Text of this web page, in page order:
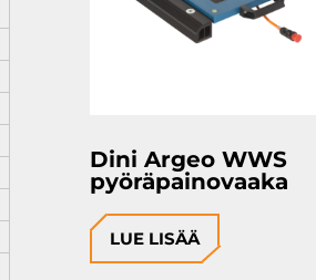
Dini Argeo WWS
pyöräpainovaaka
LUE LISÄÄ